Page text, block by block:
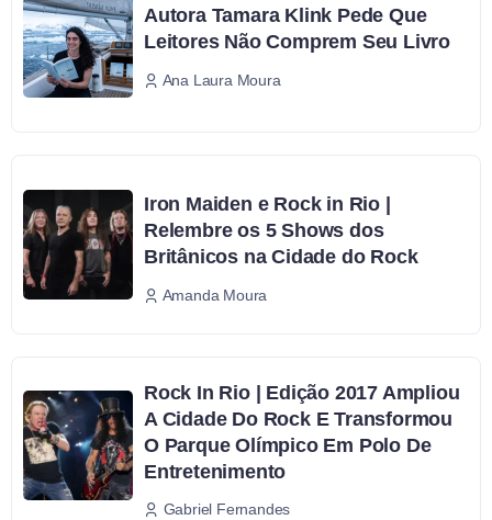
Autora Tamara Klink Pede Que
Leitores Não Comprem Seu Livro
Ana Laura Moura
Iron Maiden e Rock in Rio |
Relembre os 5 Shows dos
Britânicos na Cidade do Rock
Amanda Moura
Rock In Rio | Edição 2017 Ampliou
A Cidade Do Rock E Transformou
O Parque Olímpico Em Polo De
Entretenimento
Gabriel Fernandes